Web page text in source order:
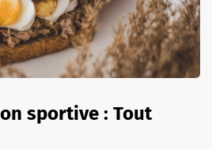
sportive : Tout